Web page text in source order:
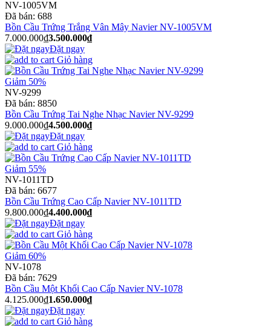
NV-1005VM
Đã bán: 688
Bồn Cầu Trứng Trắng Vân Mây Navier NV-1005VM
7.000.000₫3.500.000₫
Đặt ngay
Giỏ hàng
Giảm 50%
NV-9299
Đã bán: 8850
Bồn Cầu Trứng Tai Nghe Nhạc Navier NV-9299
9.000.000₫4.500.000₫
Đặt ngay
Giỏ hàng
Giảm 55%
NV-1011TD
Đã bán: 6677
Bồn Cầu Trứng Cao Cấp Navier NV-1011TD
9.800.000₫4.400.000₫
Đặt ngay
Giỏ hàng
Giảm 60%
NV-1078
Đã bán: 7629
Bồn Cầu Một Khối Cao Cấp Navier NV-1078
4.125.000₫1.650.000₫
Đặt ngay
Giỏ hàng